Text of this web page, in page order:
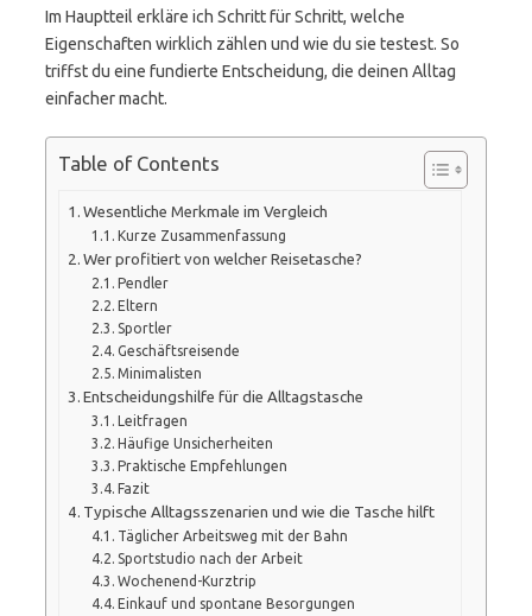
Im Hauptteil erkläre ich Schritt für Schritt, welche
Eigenschaften wirklich zählen und wie du sie testest. So
triffst du eine fundierte Entscheidung, die deinen Alltag
einfacher macht.
Table of Contents
Wesentliche Merkmale im Vergleich
Kurze Zusammenfassung
Wer profitiert von welcher Reisetasche?
Pendler
Eltern
Sportler
Geschäftsreisende
Minimalisten
Entscheidungshilfe für die Alltagstasche
Leitfragen
Häufige Unsicherheiten
Praktische Empfehlungen
Fazit
Typische Alltagsszenarien und wie die Tasche hilft
Täglicher Arbeitsweg mit der Bahn
Sportstudio nach der Arbeit
Wochenend-Kurztrip
Einkauf und spontane Besorgungen